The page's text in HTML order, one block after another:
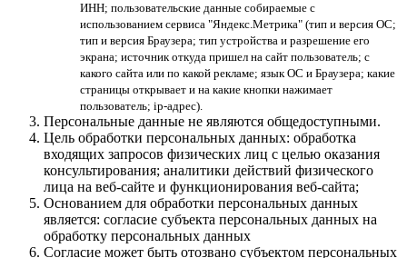
ИНН; пользовательские данные собираемые с
использованием сервиса "Яндекс.Метрика" (тип и версия ОС;
тип и версия Браузера; тип устройства и разрешение его
экрана; источник откуда пришел на сайт пользователь; с
какого сайта или по какой рекламе; язык ОС и Браузера; какие
страницы открывает и на какие кнопки нажимает
пользователь; ip-адрес).
Персональные данные не являются общедоступными.
Цель обработки персональных данных: обработка
входящих запросов физических лиц с целью оказания
консультирования; аналитики действий физического
лица на веб-сайте и функционирования веб-сайта;
Основанием для обработки персональных данных
является: согласие субъекта персональных данных на
обработку персональных данных
Согласие может быть отозвано субъектом персональных